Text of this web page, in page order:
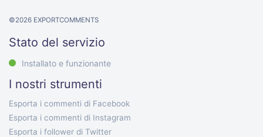
©2026 EXPORTCOMMENTS
Stato del servizio
Installato e funzionante
I nostri strumenti
Esporta i commenti di Facebook
Esporta i commenti di Instagram
Esporta i follower di Twitter